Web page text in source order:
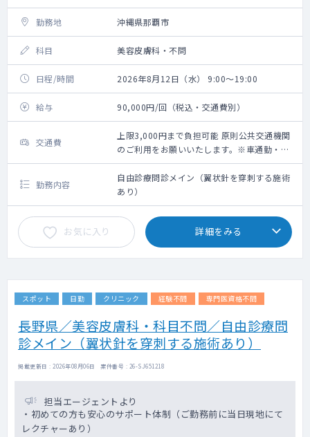
勤務地 沖縄県那覇市
科目 美容皮膚科・不問
日程/時間 2026年8月12日（水） 9:00～19:00
給与 90,000円/回（税込・交通費別）
交通費
上限3,000円まで負担可能 原則公共交通機関
のご利用をお願いいたします。※車通勤・タ
クシー利用要相談
勤務内容
自由診療問診メイン（翼状針を穿刺する施術
あり）
お気に入り 詳細をみる
スポット 日勤 クリニック 経験不問 専門医資格不問
長野県／美容皮膚科・科目不問／自由診療問
診メイン（翼状針を穿刺する施術あり）
掲載更新日 : 2026年08月06日 案件番号 : 26-SJ651218
担当エージェントより
・初めての方も安心のサポート体制（ご勤務前に当日現地にて
レクチャーあり）